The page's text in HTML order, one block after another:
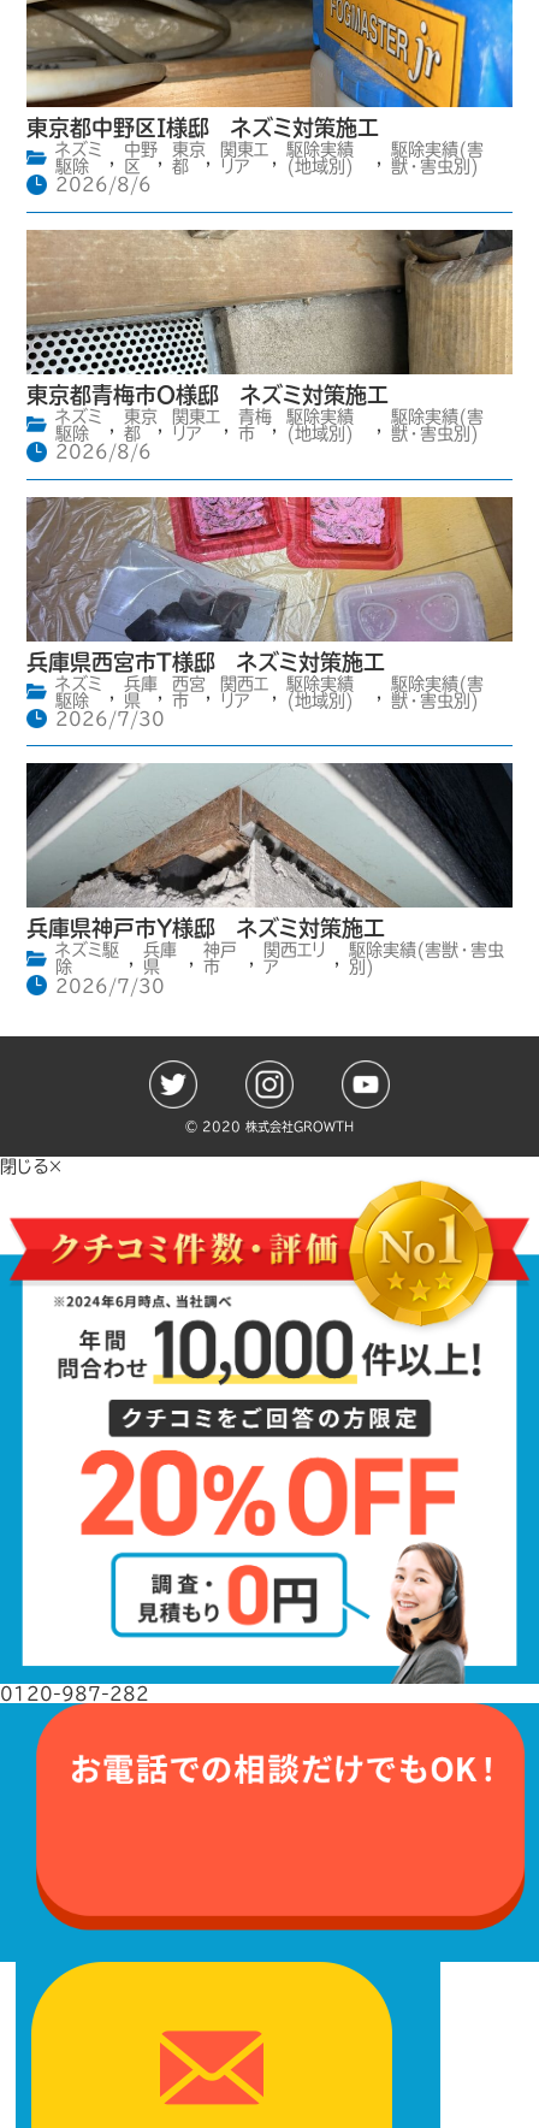
東京都中野区I様邸 ネズミ対策施工
ネズミ
駆除
,
中野
区
,
東京
都
,
関東エ
リア
,
駆除実績
(地域別)
,
駆除実績(害
獣・害虫別)
2026/8/6
東京都青梅市O様邸 ネズミ対策施工
ネズミ
駆除
東京
都
関東エ
リア
青梅
市
駆除実績
(地域別)
駆除実績(害
獣・害虫別)
2026/8/6
兵庫県西宮市T様邸 ネズミ対策施工
ネズミ
駆除
兵庫
県
,
西宮
市
関西エ
リア
駆除実績
(地域別)
駆除実績(害
獣・害虫別)
2026/7/30
兵庫県神戸市Y様邸 ネズミ対策施工
ネズミ駆
除
,
兵庫
県
,
神戸
市
,
関西エリ
ア
,
駆除実績(害獣・害虫
別)
2026/7/30
©️ 2020 株式会社GROWTH
閉じる×
0120-987-282